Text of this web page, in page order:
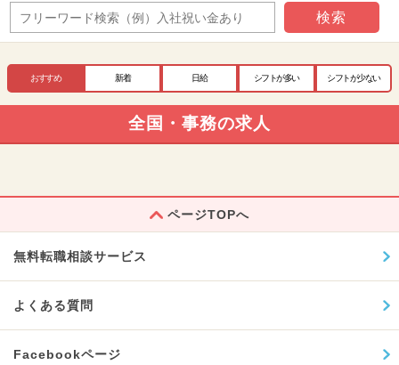
検索
おすすめ 新着 日給 シフトが多い シフトが少ない
全国・事務の求人
ページTOPへ
無料転職相談サービス
よくある質問
Facebookページ